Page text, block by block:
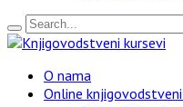
O nama
Online